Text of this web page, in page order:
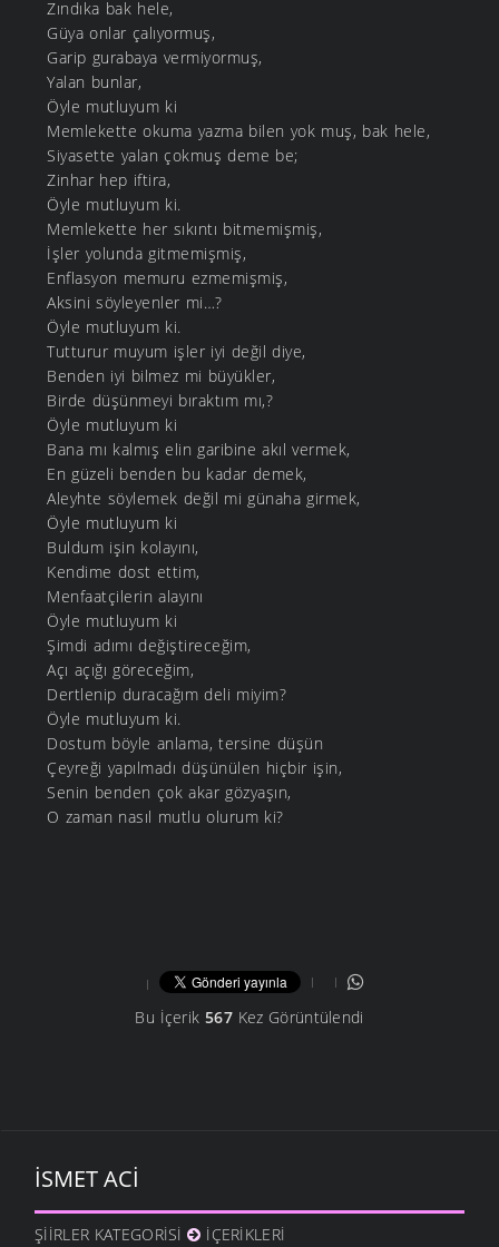
Zındıka bak hele,
Güya onlar çalıyormuş,
Garip gurabaya vermiyormuş,
Yalan bunlar,
Öyle mutluyum ki
Memlekette okuma yazma bilen yok muş, bak hele,
Siyasette yalan çokmuş deme be;
Zinhar hep iftira,
Öyle mutluyum ki.
Memlekette her sıkıntı bitmemişmiş,
İşler yolunda gitmemişmiş,
Enflasyon memuru ezmemişmiş,
Aksini söyleyenler mi…?
Öyle mutluyum ki.
Tutturur muyum işler iyi değil diye,
Benden iyi bilmez mi büyükler,
Birde düşünmeyi bıraktım mı,?
Öyle mutluyum ki
Bana mı kalmış elin garibine akıl vermek,
En güzeli benden bu kadar demek,
Aleyhte söylemek değil mi günaha girmek,
Öyle mutluyum ki
Buldum işin kolayını,
Kendime dost ettim,
Menfaatçilerin alayını
Öyle mutluyum ki
Şimdi adımı değiştireceğim,
Açı açığı göreceğim,
Dertlenip duracağım deli miyim?
Öyle mutluyum ki.
Dostum böyle anlama, tersine düşün
Çeyreği yapılmadı düşünülen hiçbir işin,
Senin benden çok akar gözyaşın,
O zaman nasıl mutlu olurum ki?
Bu İçerik 567Kez Görüntülendi
İSMET ACI
ŞIIRLER KATEGORISI İÇERIKLERI